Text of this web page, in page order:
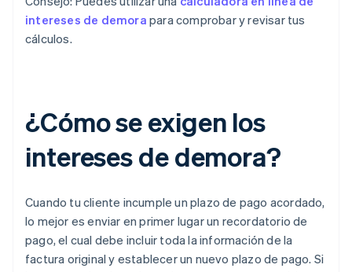
intereses de demora para comprobar y revisar tus
cálculos.
¿Cómo se exigen los
intereses de demora?
Cuando tu cliente incumple un plazo de pago acordado,
lo mejor es enviar en primer lugar un recordatorio de
pago, el cual debe incluir toda la información de la
factura original y establecer un nuevo plazo de pago. Si